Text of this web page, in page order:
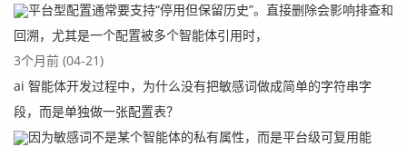
平台型配置通常要支持“停用但保留历史”。直接删除会影响排查和
回溯，尤其是一个配置被多个智能体引用时，
3个月前 (04-21)
ai 智能体开发过程中，为什么没有把敏感词做成简单的字符串字
段，而是单独做一张配置表？
因为敏感词不是某个智能体的私有属性，而是平台级可复用能